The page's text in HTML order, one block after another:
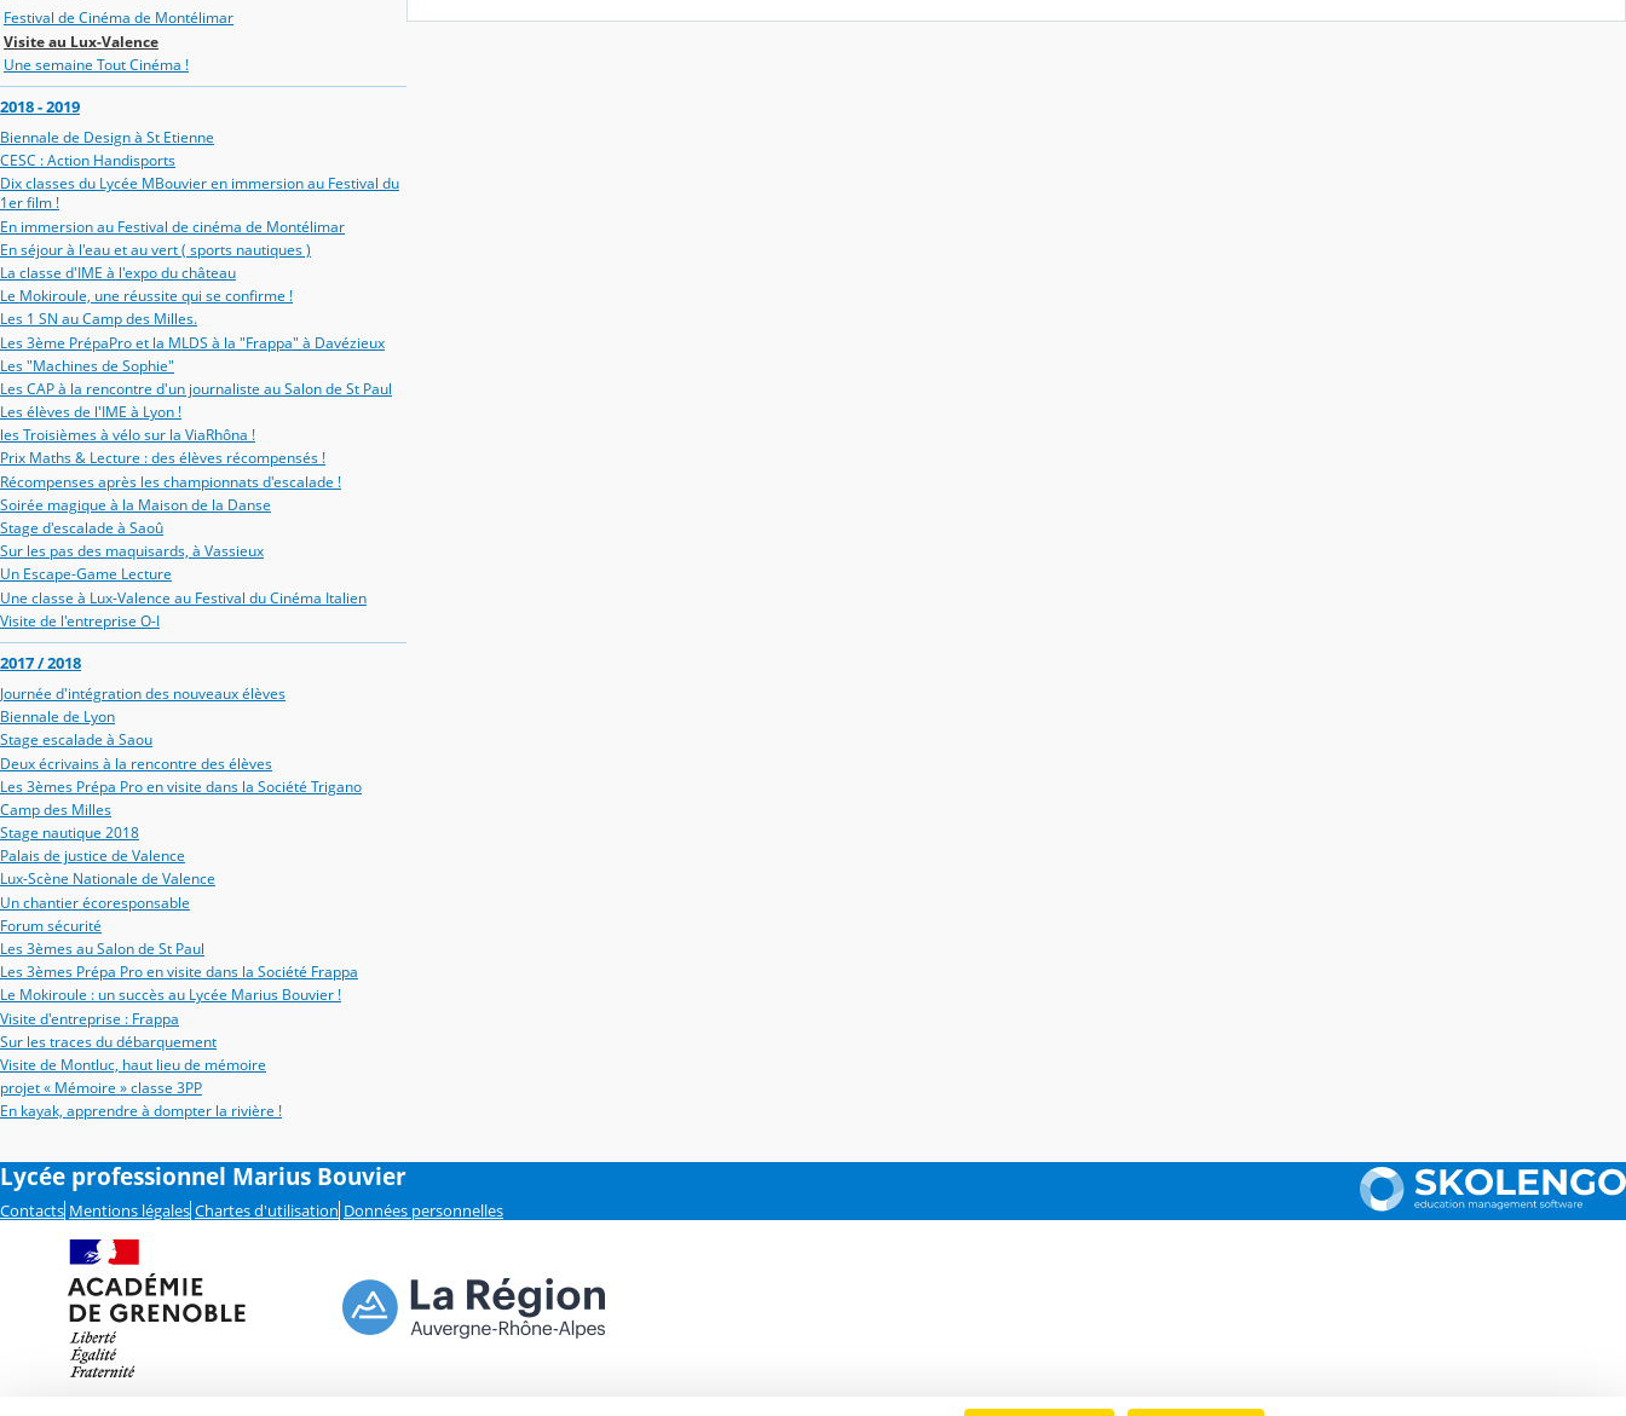
Festival de Cinéma de Montélimar
Visite au Lux-Valence
Une semaine Tout Cinéma !
2018 - 2019
Biennale de Design à St Etienne
CESC : Action Handisports
Dix classes du Lycée MBouvier en immersion au Festival du
1er film !
En immersion au Festival de cinéma de Montélimar
En séjour à l'eau et au vert ( sports nautiques )
La classe d'IME à l'expo du château
Le Mokiroule, une réussite qui se confirme !
Les 1 SN au Camp des Milles.
Les 3ème PrépaPro et la MLDS à la "Frappa" à Davézieux
Les "Machines de Sophie"
Les CAP à la rencontre d'un journaliste au Salon de St Paul
Les élèves de l'IME à Lyon !
les Troisièmes à vélo sur la ViaRhôna !
Prix Maths & Lecture : des élèves récompensés !
Récompenses après les championnats d'escalade !
Soirée magique à la Maison de la Danse
Stage d'escalade à Saoû
Sur les pas des maquisards, à Vassieux
Un Escape-Game Lecture
Une classe à Lux-Valence au Festival du Cinéma Italien
Visite de l'entreprise O-I
2017 / 2018
Journée d'intégration des nouveaux élèves
Biennale de Lyon
Stage escalade à Saou
Deux écrivains à la rencontre des élèves
Les 3èmes Prépa Pro en visite dans la Société Trigano
Camp des Milles
Stage nautique 2018
Palais de justice de Valence
Lux-Scène Nationale de Valence
Un chantier écoresponsable
Forum sécurité
Les 3èmes au Salon de St Paul
Les 3èmes Prépa Pro en visite dans la Société Frappa
Le Mokiroule : un succès au Lycée Marius Bouvier !
Visite d'entreprise : Frappa
Sur les traces du débarquement
Visite de Montluc, haut lieu de mémoire
projet « Mémoire » classe 3PP
En kayak, apprendre à dompter la rivière !
Lycée professionnel Marius Bouvier
Contacts Mentions légales Chartes d'utilisation Données personnelles